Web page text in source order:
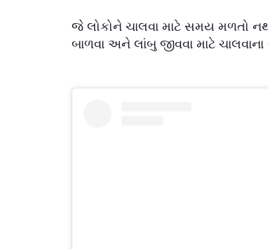
જે લોકોને ચાલવા માટે સમય મળતો
બાળવા અને લાંબુ જીવવા માટે